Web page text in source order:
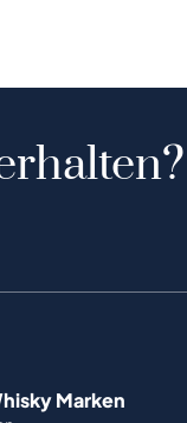
Marken